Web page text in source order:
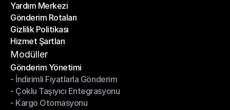
OTO Haberleri
Yardım Merkezi
Yardım Merkezi
Gönderim Rotaları
Gönderim Rotaları
Gizlilik Politikası
Gizlilik Politikası
Hizmet Şartları
Hizmet Şartları
Modüller
Gönderim Yönetimi
Gönderim Yönetimi
- İndirimli Fiyatlarla Gönderim
- İndirimli Fiyatlarla Gönderim
- Çoklu Taşıyıcı Entegrasyonu
- Çoklu Taşıyıcı Entegrasyonu
- Kargo Otomasyonu